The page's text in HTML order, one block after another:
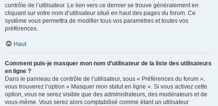
contrôle de l’utilisateur. Le lien vers ce dernier se trouve généralement en
cliquant sur votre nom d’utilisateur situé en haut des pages du forum. Ce
système vous permettra de modifier tous vos paramètres et toutes vos
préférences.
Haut
Comment puis-je masquer mon nom d’utilisateur de la liste des utilisateurs
en ligne ?
Dans le panneau de contrôle de l’utilisateur, sous « Préférences du forum »,
vous trouverez l’option « Masquer mon statut en ligne ». Si vous activez cette
option, vous ne serez visible que des administrateurs, des modérateurs et de
vous-même. Vous serez alors comptabilisé comme étant un utilisateur